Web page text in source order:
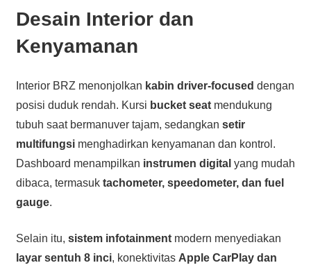
Desain Interior dan
Kenyamanan
Interior BRZ menonjolkan kabin driver-focused dengan
posisi duduk rendah. Kursi bucket seatmendukung
tubuh saat bermanuver tajam, sedangkan setir
multifungsimenghadirkan kenyamanan dan kontrol.
Dashboard menampilkan instrumen digital yang mudah
dibaca, termasuk tachometer, speedometer, dan fuel
gauge.
Selain itu, sistem infotainmentmodern menyediakan
layar sentuh 8 inci, konektivitas Apple CarPlay dan